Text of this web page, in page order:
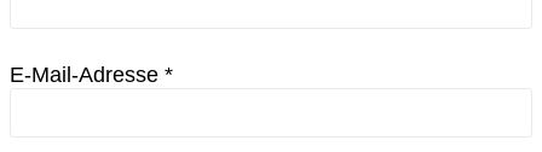
E-Mail-Adresse *